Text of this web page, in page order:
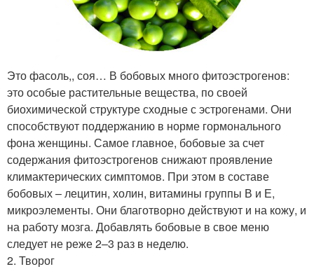
Это фасоль,, соя… В бобовых много фитоэстрогенов:
это особые растительные вещества, по своей
биохимической структуре сходные с эстрогенами. Они
способствуют поддержанию в норме гормонального
фона женщины. Самое главное, бобовые за счет
содержания фитоэстрогенов снижают проявление
климактерических симптомов. При этом в составе
бобовых – лецитин, холин, витамины группы В и Е,
микроэлементы. Они благотворно действуют и на кожу, и
на работу мозга. Добавлять бобовые в свое меню
следует не реже 2–3 раз в неделю.
2. Творог